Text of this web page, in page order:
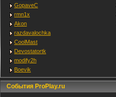
GopaveC
rmn1x
Akon
razdavalochka
CoolMast
Devostatortk
modify2h
Boevik
События ProPlay.ru